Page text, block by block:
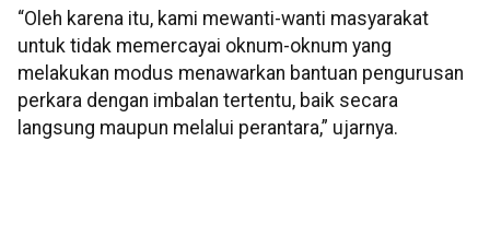
“Oleh karena itu, kami mewanti-wanti masyarakat
untuk tidak memercayai oknum-oknum yang
melakukan modus menawarkan bantuan pengurusan
perkara dengan imbalan tertentu, baik secara
langsung maupun melalui perantara,” ujarnya.